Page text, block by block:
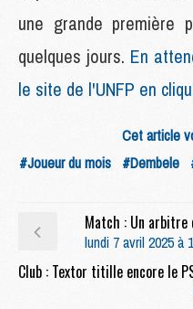
une grande première
quelques jours. En
le site de l'UNFP en
Cet article
#Joueur du mois #Dembele
Match : Un arbitre
lundi 7 avril 2025 à